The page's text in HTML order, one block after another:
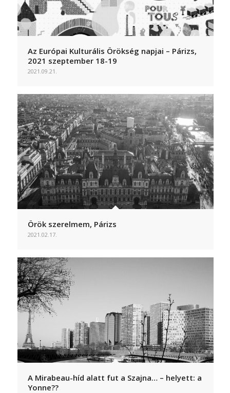
Az Európai Kulturális Örökség napjai – Párizs,
2021 szeptember 18-19
2021.09.21.
Örök szerelmem, Párizs
2021.02.17.
A Mirabeau-híd alatt fut a Szajna… – helyett: a
Yonne??